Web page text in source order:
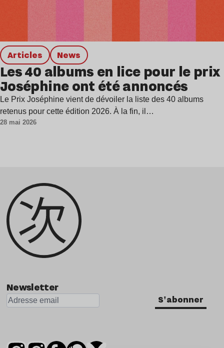
Articles news
Les 40 albums en lice pour le prix
Joséphine ont été annoncés
Le Prix Joséphine vient de dévoiler la liste des 40 albums
retenus pour cette édition 2026. À la fin, il…
28 mai 2026
Newsletter
S'abonner